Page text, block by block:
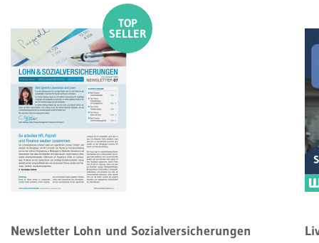
Newsletter Lohn und Sozialversicherungen